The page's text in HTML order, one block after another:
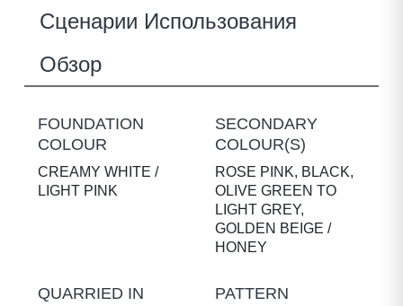
Сценарии Использования
Обзор
FOUNDATION
COLOUR
CREAMY WHITE /
LIGHT PINK
SECONDARY
COLOUR(S)
ROSE PINK, BLACK,
OLIVE GREEN TO
LIGHT GREY,
GOLDEN BEIGE /
HONEY
QUARRIED IN PATTERN